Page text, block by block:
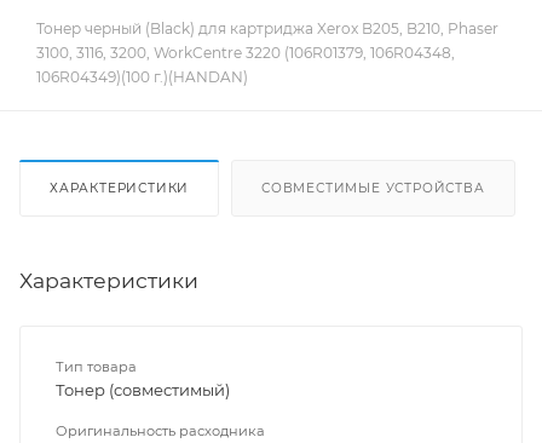
Тонер черный (Black) для картриджа Xerox B205, B210, Phaser
3100, 3116, 3200, WorkCentre 3220 (106R01379, 106R04348,
106R04349)(100 г.)(HANDAN)
ХАРАКТЕРИСТИКИ СОВМЕСТИМЫЕ УСТРОЙСТВА
Характеристики
Тип товара
Тонер (совместимый)
Оригинальность расходника